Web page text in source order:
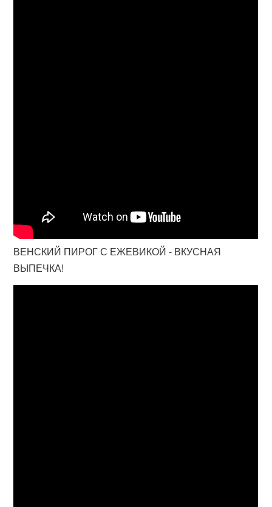
ВЕНСКИЙ ПИРОГ С ЕЖЕВИКОЙ - ВКУСНАЯ
ВЫПЕЧКА!